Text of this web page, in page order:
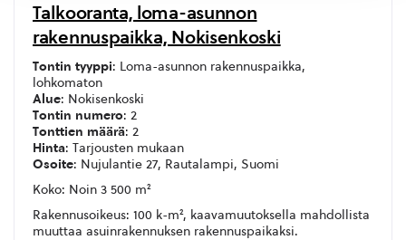
Talkooranta, loma-asunnon
rakennuspaikka, Nokisenkoski
Tontin tyyppi: Loma-asunnon rakennuspaikka,
lohkomaton
Alue: Nokisenkoski
Tontin numero: 2
Tonttien määrä: 2
Hinta: Tarjousten mukaan
Osoite: Nujulantie 27, Rautalampi, Suomi
Koko: Noin 3 500 m²
Rakennusoikeus: 100 k-m², kaavamuutoksella mahdollista
muuttaa asuinrakennuksen rakennuspaikaksi.